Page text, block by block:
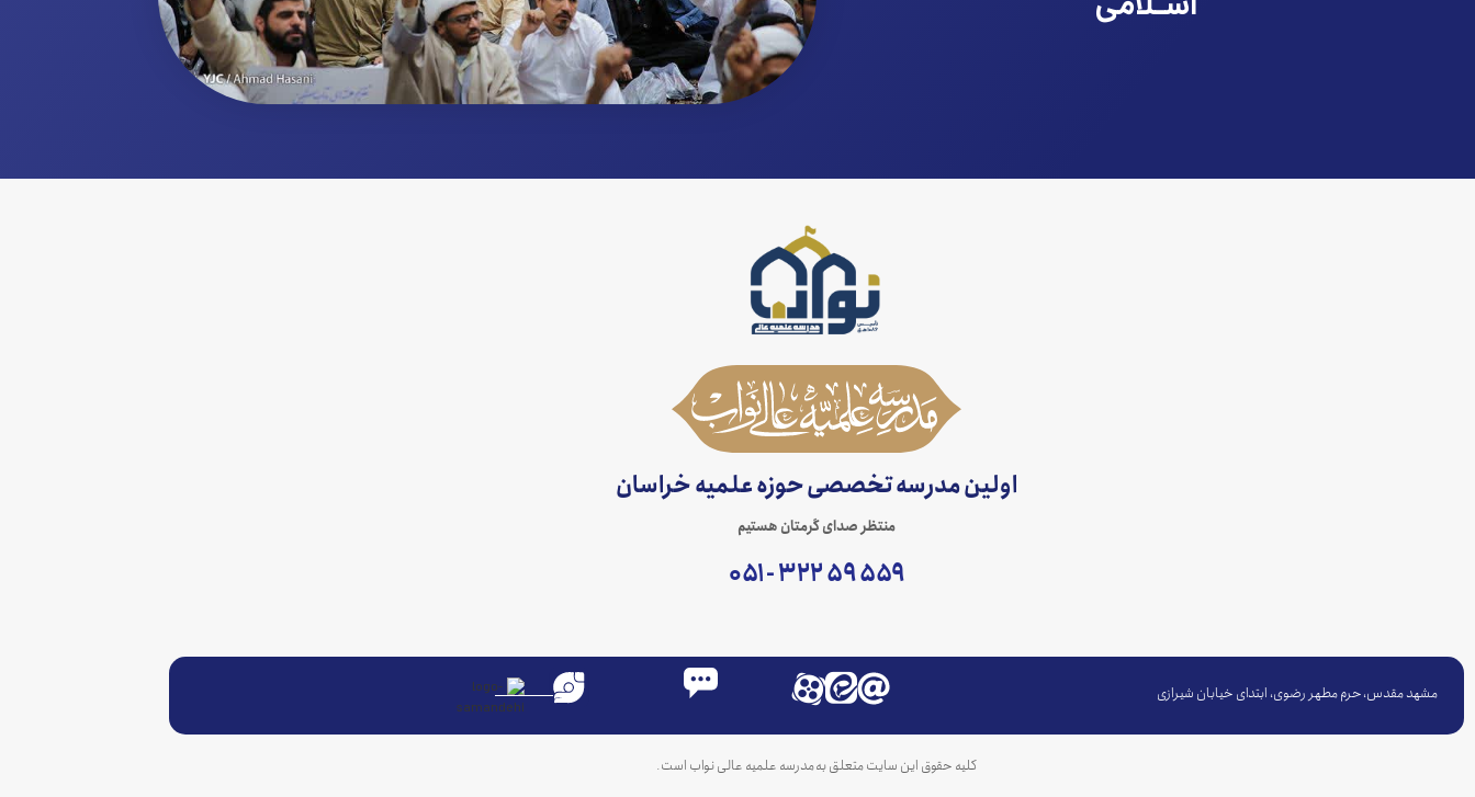
اولین مدرسه تخصصی حوزه علمیه خراسان
منتظر صدای گرمتان هستیم
۵۵۹ ۵۹ ۳۲۲ - ۰۵۱
مشهد مقدس، حرم مطهر رضوی، ابتدای خیابان شیرازی
کلیه حقوق این سایت متعلق به مدرسه علمیه عالی نواب است.